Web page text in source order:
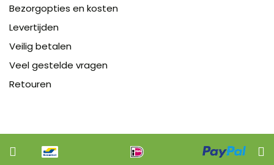
Bezorgopties en kosten
Levertijden
Veilig betalen
Veel gestelde vragen
Retouren